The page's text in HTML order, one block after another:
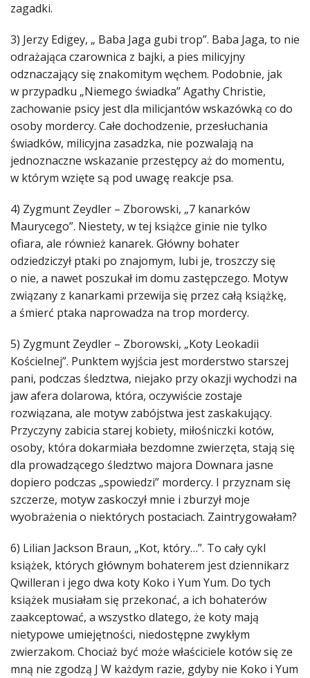
zagadki.
3) Jerzy Edigey, „ Baba Jaga gubi trop”. Baba Jaga, to nie
odrażająca czarownica z bajki, a pies milicyjny
odznaczający się znakomitym węchem. Podobnie, jak
w przypadku „Niemego świadka” Agathy Christie,
zachowanie psicy jest dla milicjantów wskazówką co do
osoby mordercy. Całe dochodzenie, przesłuchania
świadków, milicyjna zasadzka, nie pozwalają na
jednoznaczne wskazanie przestępcy aż do momentu,
w którym wzięte są pod uwagę reakcje psa.
4) Zygmunt Zeydler – Zborowski, „7 kanarków
Maurycego”. Niestety, w tej książce ginie nie tylko
ofiara, ale również kanarek. Główny bohater
odziedziczył ptaki po znajomym, lubi je, troszczy się
o nie, a nawet poszukał im domu zastępczego. Motyw
związany z kanarkami przewija się przez całą książkę,
a śmierć ptaka naprowadza na trop mordercy.
5) Zygmunt Zeydler – Zborowski, „Koty Leokadii
Kościelnej”. Punktem wyjścia jest morderstwo starszej
pani, podczas śledztwa, niejako przy okazji wychodzi na
jaw afera dolarowa, która, oczywiście zostaje
rozwiązana, ale motyw zabójstwa jest zaskakujący.
Przyczyny zabicia starej kobiety, miłośniczki kotów,
osoby, która dokarmiała bezdomne zwierzęta, stają się
dla prowadzącego śledztwo majora Downara jasne
dopiero podczas „spowiedzi” mordercy. I przyznam się
szczerze, motyw zaskoczył mnie i zburzył moje
wyobrażenia o niektórych postaciach. Zaintrygowałam?
6) Lilian Jackson Braun, „Kot, który…”. To cały cykl
książek, których głównym bohaterem jest dziennikarz
Qwilleran i jego dwa koty Koko i Yum Yum. Do tych
książek musiałam się przekonać, a ich bohaterów
zaakceptować, a wszystko dlatego, że koty mają
nietypowe umiejętności, niedostępne zwykłym
zwierzakom. Chociaż być może właściciele kotów się ze
mną nie zgodzą J W każdym razie, gdyby nie Koko i Yum